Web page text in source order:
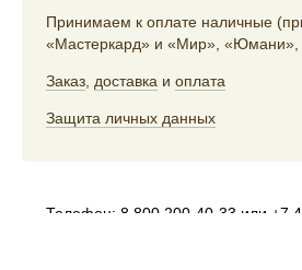
Принимаем к оплате наличные
«Мастеркард» и «Мир», «Юмани»,
Заказ доставка и оплата
Защита личных данных
Телефон: 8 800 200-40-33 или +7